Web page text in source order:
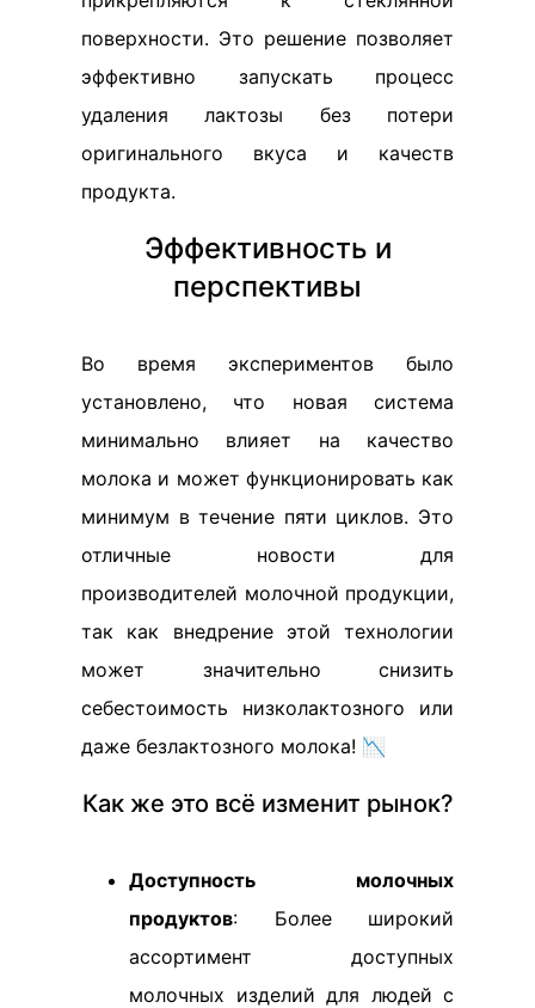
поверхности. Это решение позволяет
эффективно запускать процесс
удаления лактозы без потери
оригинального вкуса и качеств
продукта.
Эффективность и
перспективы
Во время экспериментов было
установлено, что новая система
минимально влияет на качество
молока и может функционировать как
минимум в течение пяти циклов. Это
отличные новости для
производителей молочной продукции,
так как внедрение этой технологии
может значительно снизить
себестоимость низколактозного или
даже безлактозного молока! 📉
Как же это всё изменит рынок?
Доступность молочных
продуктов: Более широкий
ассортимент доступных
молочных изделий для людей с